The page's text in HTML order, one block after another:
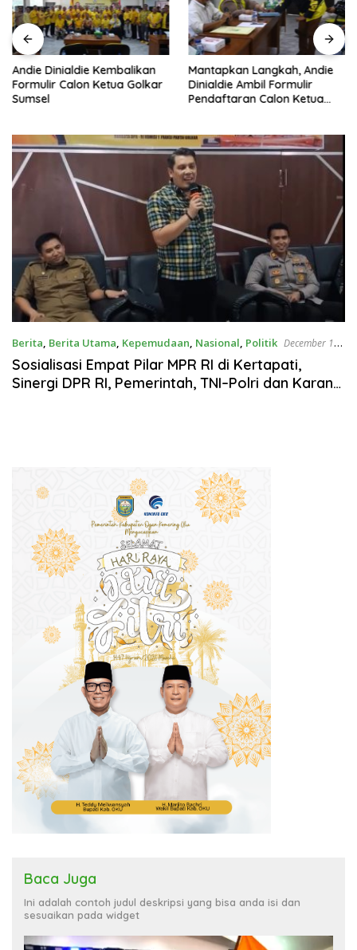
Andie Dinialdie Kembalikan
Formulir Calon Ketua Golkar
Sumsel
Mantapkan Langkah, Andie
Dinialdie Ambil Formulir
Pendaftaran Calon Ketua
Berita, Berita Utama, Kepemudaan, Nasional, Politik December 15,
2025
Sosialisasi Empat Pilar MPR RI di Kertapati,
Sinergi DPR RI, Pemerintah, TNI–Polri dan Karang
Baca Juga
Ini adalah contoh judul deskripsi yang bisa anda isi dan
sesuaikan pada widget